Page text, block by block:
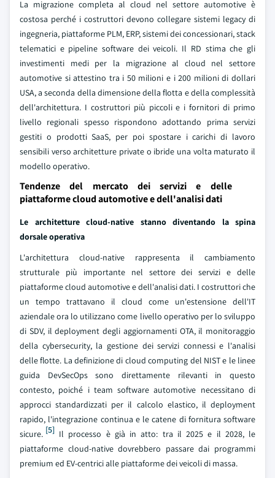
La migrazione completa al cloud nel settore automotive è
costosa perché i costruttori devono collegare sistemi legacy di
ingegneria, piattaforme PLM, ERP, sistemi dei concessionari, stack
telematici e pipeline software dei veicoli. Il RD stima che gli
investimenti medi per la migrazione al cloud nel settore
automotive si attestino tra i 50 milioni e i 200 milioni di dollari
USA, a seconda della dimensione della flotta e della complessità
dell'architettura. I costruttori più piccoli e i fornitori di primo
livello regionali spesso rispondono adottando prima servizi
gestiti o prodotti SaaS, per poi spostare i carichi di lavoro
sensibili verso architetture private o ibride una volta maturato il
modello operativo.
Tendenze del mercato dei servizi e delle
piattaforme cloud automotive e dell'analisi dati
Le architetture cloud-native stanno diventando la spina
dorsale operativa
L'architettura cloud-native rappresenta il cambiamento
strutturale più importante nel settore dei servizi e delle
piattaforme cloud automotive e dell'analisi dati. I costruttori che
un tempo trattavano il cloud come un'estensione dell'IT
aziendale ora lo utilizzano come livello operativo per lo sviluppo
di SDV, il deployment degli aggiornamenti OTA, il monitoraggio
della cybersecurity, la gestione dei servizi connessi e l'analisi
delle flotte. La definizione di cloud computing del NIST e le linee
guida DevSecOps sono direttamente rilevanti in questo
contesto, poiché i team software automotive necessitano di
approcci standardizzati per il calcolo elastico, il deployment
rapido, l'integrazione continua e le catene di fornitura software
sicure. [5] Il processo è già in atto: tra il 2025 e il 2028, le
piattaforme cloud-native dovrebbero passare dai programmi
premium ed EV-centrici alle piattaforme dei veicoli di massa.